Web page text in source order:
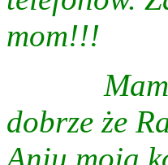
mom!!!
dobrze że
Aniu moja